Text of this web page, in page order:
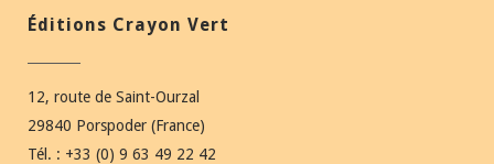
Éditions Crayon Vert
12, route de Saint-Ourzal
29840 Porspoder (France)
Tél. : +33 (0) 9 63 49 22 42